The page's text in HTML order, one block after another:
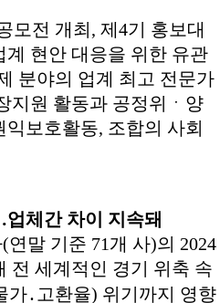
모전 개최, 제4기 홍보대
현안 대응을 위한 유관
분야의 업계 최고 전문가
지원 활동과 공정위ㆍ양
보호활동, 조합의 사회
체간 차이 지속돼
말 기준 71개 사)의 2024
전 세계적인 경기 위축 속
가․고환율) 위기까지 영향